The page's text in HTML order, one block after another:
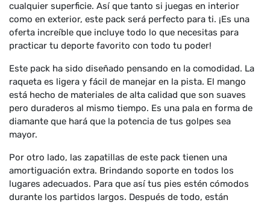
cualquier superficie. Así que tanto si juegas en interior
como en exterior, este pack será perfecto para ti. ¡Es una
oferta increíble que incluye todo lo que necesitas para
practicar tu deporte favorito con todo tu poder!
Este pack ha sido diseñado pensando en la comodidad. La
raqueta es ligera y fácil de manejar en la pista. El mango
está hecho de materiales de alta calidad que son suaves
pero duraderos al mismo tiempo. Es una pala en forma de
diamante que hará que la potencia de tus golpes sea
mayor.
Por otro lado, las zapatillas de este pack tienen una
amortiguación extra. Brindando soporte en todos los
lugares adecuados. Para que así tus pies estén cómodos
durante los partidos largos. Después de todo, están